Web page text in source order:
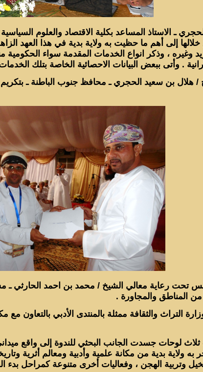
ـ الاستاذ المساعد بكلية الاقتصاد والعلوم
إلى أهم ما حظيت به ولاية بدية في هذا العهد
وغيره ، وذكر انواع الخدمات المقدمة سواء الحكومية
. وأتى ببعض البيانات الاحصائية الخاصة بتلك
/ هلال بن سعيد الحجري ـ محافظ جنوب الباطنة ـ
تحت رعاية معالي الشيخ / محمد بن احمد الحارثي ـ
من المناطق والمجاورة .
التراث والثقافة ممثلة بالمنتدى الأدبي بالتعاون
لوحات جسدت الجانب البحثي للندوة إلى واقع
به ولاية بدية من مكانة علمية وأدبية ومعالم أثرية
وتربية الهجن ، وفعاليات أخرى متنوعة كمراحل بدء